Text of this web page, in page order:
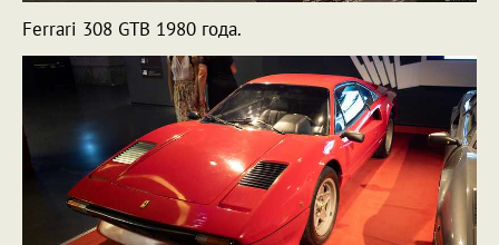
Ferrari 308 GTB 1980 года.